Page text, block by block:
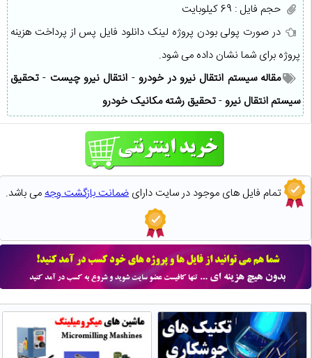
حجم فایل : 69 کیلوبایت
در صورت پولی بودن پروژه لینک دانلود فایل پس از پرداخت هزینه
پروژه برای شما نشان داده می شود.
مقاله سیستم انتقال نیرو در خودرو- انتقال نیرو چیست- تحقیق
سیستم انتقال نیرو-تحقیق رشته مکانیک خودرو
تمام فایل های موجود در سایت دارای ضمانت بازگشت وجهمی باشد.